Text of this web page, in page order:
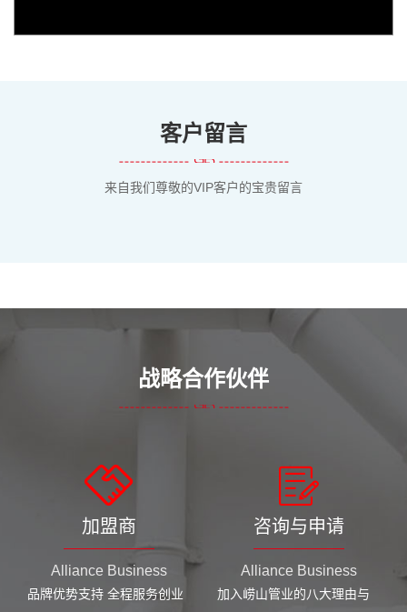
客户留言
来自我们尊敬的VIP客户的宝贵留言
战略合作伙伴
加盟商
Alliance Business
品牌优势支持 全程服务创业
咨询与申请
Alliance Business
加入崂山管业的八大理由与